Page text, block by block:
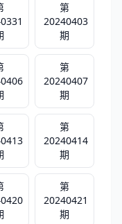
第
20240403
期
第
20240407
期
第
20240414
期
第
20240421
期